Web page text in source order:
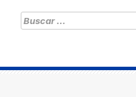
Buscar: